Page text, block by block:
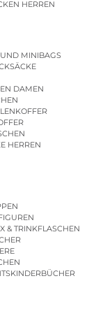
HERREN
MINIBAGS
DAMEN
HERREN
& TRINKFLASCHEN